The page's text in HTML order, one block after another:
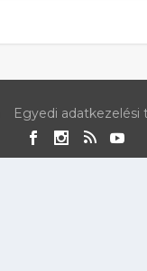
Egyedi adatkezelési